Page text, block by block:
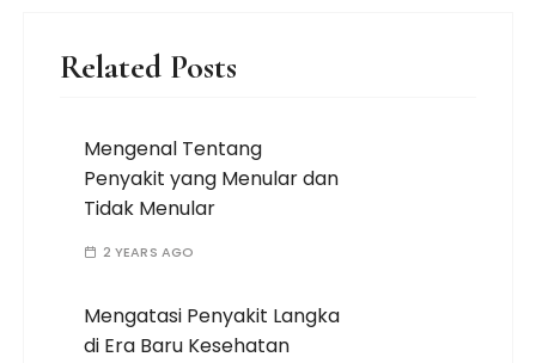
Related Posts
Mengenal Tentang
Penyakit yang Menular dan
Tidak Menular
2 YEARS AGO
Mengatasi Penyakit Langka
di Era Baru Kesehatan